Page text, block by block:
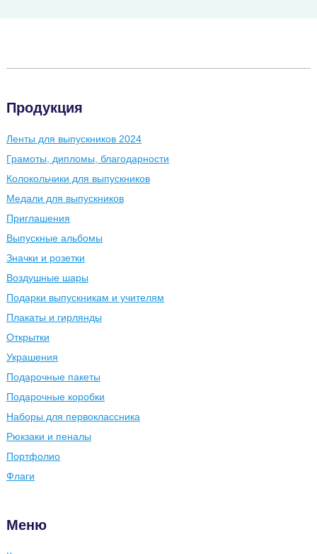
Продукция
Ленты для выпускников 2024
Грамоты, дипломы, благодарности
Колокольчики для выпускников
Медали для выпускников
Приглашения
Выпускные альбомы
Значки и розетки
Воздушные шары
Подарки выпускникам и учителям
Плакаты и гирлянды
Открытки
Украшения
Подарочные пакеты
Подарочные коробки
Наборы для первоклассника
Рюкзаки и пеналы
Портфолио
Флаги
Меню